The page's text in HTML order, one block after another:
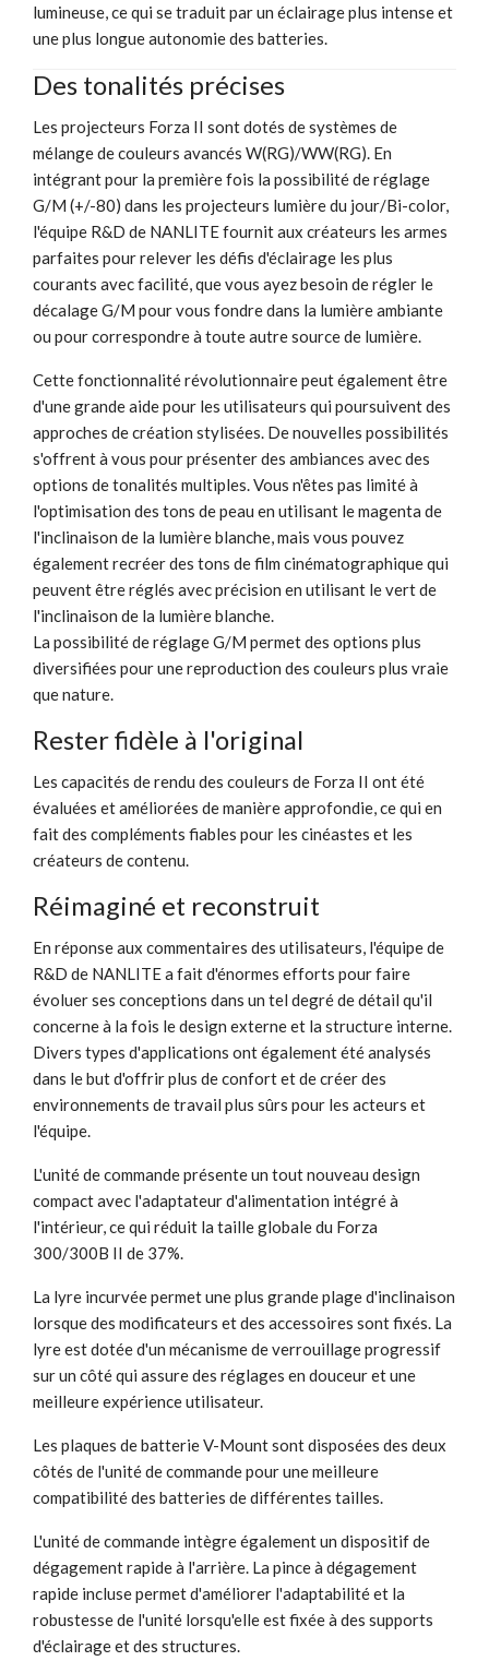
lumineuse, ce qui se traduit par un éclairage plus intense et
une plus longue autonomie des batteries.
Des tonalités précises
Les projecteurs Forza II sont dotés de systèmes de
mélange de couleurs avancés W(RG)/WW(RG). En
intégrant pour la première fois la possibilité de réglage
G/M (+/-80) dans les projecteurs lumière du jour/Bi-color,
l'équipe R&D de NANLITE fournit aux créateurs les armes
parfaites pour relever les défis d'éclairage les plus
courants avec facilité, que vous ayez besoin de régler le
décalage G/M pour vous fondre dans la lumière ambiante
ou pour correspondre à toute autre source de lumière.
Cette fonctionnalité révolutionnaire peut également être
d'une grande aide pour les utilisateurs qui poursuivent des
approches de création stylisées. De nouvelles possibilités
s'offrent à vous pour présenter des ambiances avec des
options de tonalités multiples. Vous n'êtes pas limité à
l'optimisation des tons de peau en utilisant le magenta de
l'inclinaison de la lumière blanche, mais vous pouvez
également recréer des tons de film cinématographique qui
peuvent être réglés avec précision en utilisant le vert de
l'inclinaison de la lumière blanche.
La possibilité de réglage G/M permet des options plus
diversifiées pour une reproduction des couleurs plus vraie
que nature.
Rester fidèle à l'original
Les capacités de rendu des couleurs de Forza II ont été
évaluées et améliorées de manière approfondie, ce qui en
fait des compléments fiables pour les cinéastes et les
créateurs de contenu.
Réimaginé et reconstruit
En réponse aux commentaires des utilisateurs, l'équipe de
R&D de NANLITE a fait d'énormes efforts pour faire
évoluer ses conceptions dans un tel degré de détail qu'il
concerne à la fois le design externe et la structure interne.
Divers types d'applications ont également été analysés
dans le but d'offrir plus de confort et de créer des
environnements de travail plus sûrs pour les acteurs et
l'équipe.
L'unité de commande présente un tout nouveau design
compact avec l'adaptateur d'alimentation intégré à
l'intérieur, ce qui réduit la taille globale du Forza
300/300B II de 37%.
La lyre incurvée permet une plus grande plage d'inclinaison
lorsque des modificateurs et des accessoires sont fixés. La
lyre est dotée d'un mécanisme de verrouillage progressif
sur un côté qui assure des réglages en douceur et une
meilleure expérience utilisateur.
Les plaques de batterie V-Mount sont disposées des deux
côtés de l'unité de commande pour une meilleure
compatibilité des batteries de différentes tailles.
L'unité de commande intègre également un dispositif de
dégagement rapide à l'arrière. La pince à dégagement
rapide incluse permet d'améliorer l'adaptabilité et la
robustesse de l'unité lorsqu'elle est fixée à des supports
d'éclairage et des structures.